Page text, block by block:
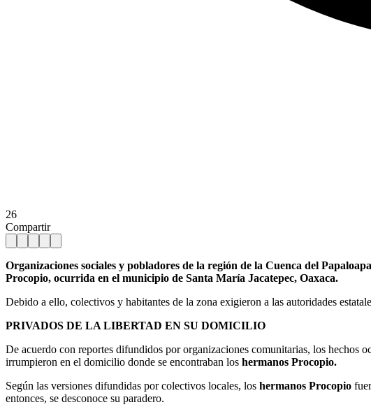
26
Compartir
Organizaciones sociales y pobladores de la región de la Cuenca del
Procopio, ocurrida en el municipio de Santa María Jacatepec, Oaxaca.
Debido a ello, colectivos y habitantes de la zona exigieron a las autoridades
PRIVADOS DE LA LIBERTAD EN SU DOMICILIO
De acuerdo con reportes difundidos por organizaciones comunitarias, los hechos
irrumpieron en el domicilio donde se encontraban los hermanos Procopio.
Según las versiones difundidas por colectivos locales, los hermanos Procopio
entonces, se desconoce su paradero.